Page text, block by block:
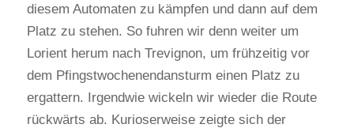
diesem Automaten zu kämpfen und dann auf dem
Platz zu stehen. So fuhren wir denn weiter um
Lorient herum nach Trevignon, um frühzeitig vor
dem Pfingstwochenendansturm einen Platz zu
ergattern. Irgendwie wickeln wir wieder die Route
rückwärts ab. Kurioserweise zeigte sich der